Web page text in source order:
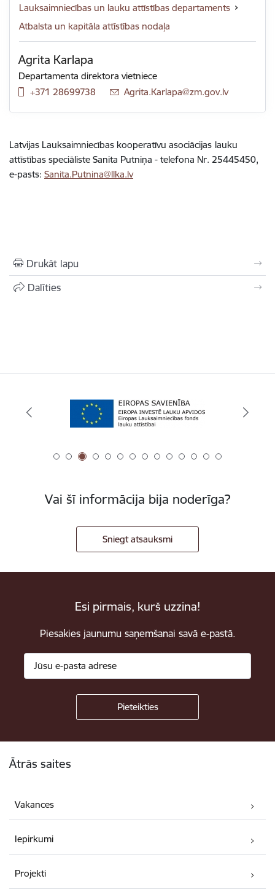
Lauksaimniecības un lauku attīstības departaments
Atbalsta un kapitāla attīstības nodaļa
Agrita Karlapa
Departamenta direktora vietniece
+371 28699738
E-pasts:
Agrita.Karlapa@zm.gov.lv
Latvijas Lauksaimniecības kooperatīvu asociācijas lauku
attīstības speciāliste Sanita Putniņa - telefona Nr. 25445450,
e-pasts: Sanita.Putnina@llka.lv
Drukāt lapu
Dalīties
Vai šī informācija bija noderīga?
Sniegt atsauksmi
Esi pirmais, kurš uzzina!
Piesakies jaunumu saņemšanai savā e-pastā.
Ātrās saites
Vakances
Iepirkumi
Projekti